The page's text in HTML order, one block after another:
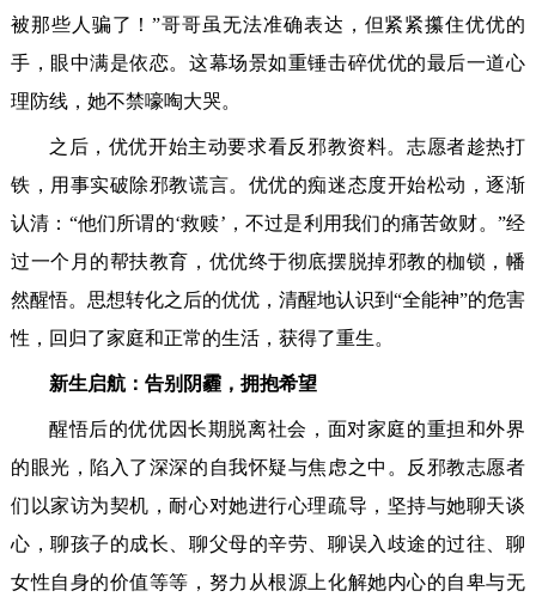
被那些人骗了！”哥哥虽无法准确表达，但紧紧攥住优优的
手，眼中满是依恋。这幕场景如重锤击碎优优的最后一道心
理防线，她不禁嚎啕大哭。
之后，优优开始主动要求看反邪教资料。志愿者趁热打
铁，用事实破除邪教谎言。优优的痴迷态度开始松动，逐渐
认清：“他们所谓的‘救赎’，不过是利用我们的痛苦敛财。”经
过一个月的帮扶教育，优优终于彻底摆脱掉邪教的枷锁，幡
然醒悟。思想转化之后的优优，清醒地认识到“全能神”的危害
性，回归了家庭和正常的生活，获得了重生。
新生启航：告别阴霾，拥抱希望
醒悟后的优优因长期脱离社会，面对家庭的重担和外界
的眼光，陷入了深深的自我怀疑与焦虑之中。反邪教志愿者
们以家访为契机，耐心对她进行心理疏导，坚持与她聊天谈
心，聊孩子的成长、聊父母的辛劳、聊误入歧途的过往、聊
女性自身的价值等等，努力从根源上化解她内心的自卑与无